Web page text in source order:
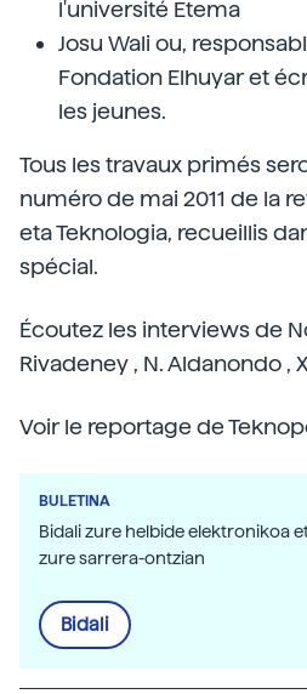
l'université Etema
Josu Wali ou,
Fondation Elhuyar et
les jeunes.
Tous les travaux primés
numéro de mai 2011 de la
eta Teknologia, recueillis
spécial.
Écoutez les interviews de
Rivadeney , N. Aldanondo ,
Voir le reportage de
BULETINA
Bidali zure helbide elektronikoa
zure sarrera-ontzian
Bidali